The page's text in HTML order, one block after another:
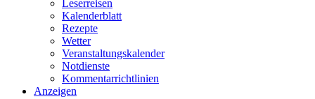
Leserreisen
Kalenderblatt
Rezepte
Wetter
Veranstaltungskalender
Notdienste
Kommentarrichtlinien
Anzeigen